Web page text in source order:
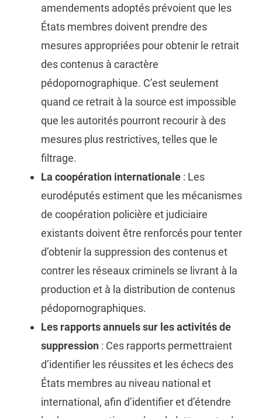
amendements adoptés prévoient que les
États membres doivent prendre des
mesures appropriées pour obtenir le retrait
des contenus à caractère
pédopornographique. C’est seulement
quand ce retrait à la source est impossible
que les autorités pourront recourir à des
mesures plus restrictives, telles que le
filtrage.
La coopération internationale: Les
eurodéputés estiment que les mécanismes
de coopération policière et judiciaire
existants doivent être renforcés pour tenter
d’obtenir la suppression des contenus et
contrer les réseaux criminels se livrant à la
production et à la distribution de contenus
pédopornographiques.
Les rapports annuels sur les activités de
suppression: Ces rapports permettraient
d’identifier les réussites et les échecs des
États membres au niveau national et
international, afin d’identifier et d’étendre